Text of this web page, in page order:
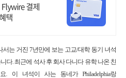
결제
택
서는 거진 7년만에 보는 고교/대학 동기 녀석
니다. 최근에 석사 후 회사 다니다 유학 나온 친
. 이 녀석이 사는 동네가 Philadelphia랑